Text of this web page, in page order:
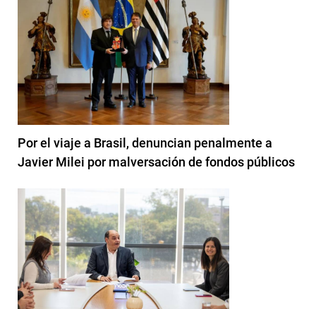
Por el viaje a Brasil, denuncian penalmente a
Javier Milei por malversación de fondos públicos